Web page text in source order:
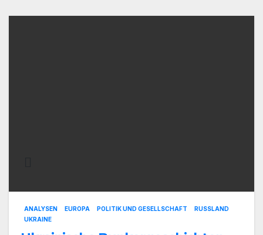
ANALYSEN EUROPA POLITIK UND GESELLSCHAFT
RUSSLAND
UKRAINE